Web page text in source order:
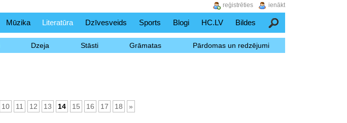
Mūzika Literatūra Dzīvesveids Sports Blogi HC.LV Bildes Meklēšana
Dzeja Stāsti Grāmatas Pārdomas un redzējumi
10 11 12 13 14 15 16 17 18 »
ienākt
reģistrēties